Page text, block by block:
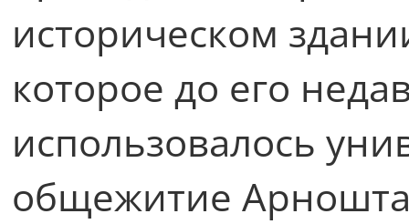
историческом
которое до его
использовалось
общежитие